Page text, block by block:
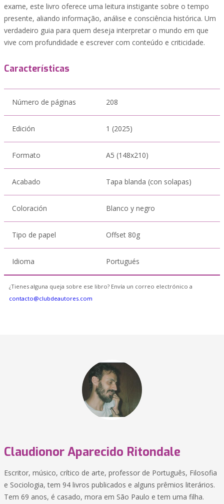
exame, este livro oferece uma leitura instigante sobre o tempo
presente, aliando informação, análise e consciência histórica. Um
verdadeiro guia para quem deseja interpretar o mundo em que
vive com profundidade e escrever com conteúdo e criticidade.
Características
Número de páginas 208
Edición 1 (2025)
Formato A5 (148x210)
Acabado Tapa blanda (con solapas)
Coloración Blanco y negro
Tipo de papel Offset 80g
Idioma Portugués
¿Tienes alguna queja sobre ese libro? Envía un correo electrónico a
contacto@clubdeautores.com
Claudionor Aparecido Ritondale
Escritor, músico, crítico de arte, professor de Português, Filosofia
e Sociologia, tem 94 livros publicados e alguns prêmios literários.
Tem 69 anos, é casado, mora em São Paulo e tem uma filha.